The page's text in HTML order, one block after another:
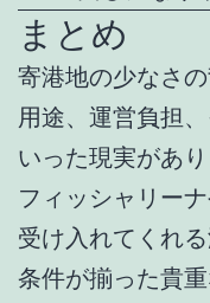
まとめ
寄港地の少なさ
用途、運営負担
いった現実があり
フィッシャリー
受け入れてくれ
条件が揃った貴重